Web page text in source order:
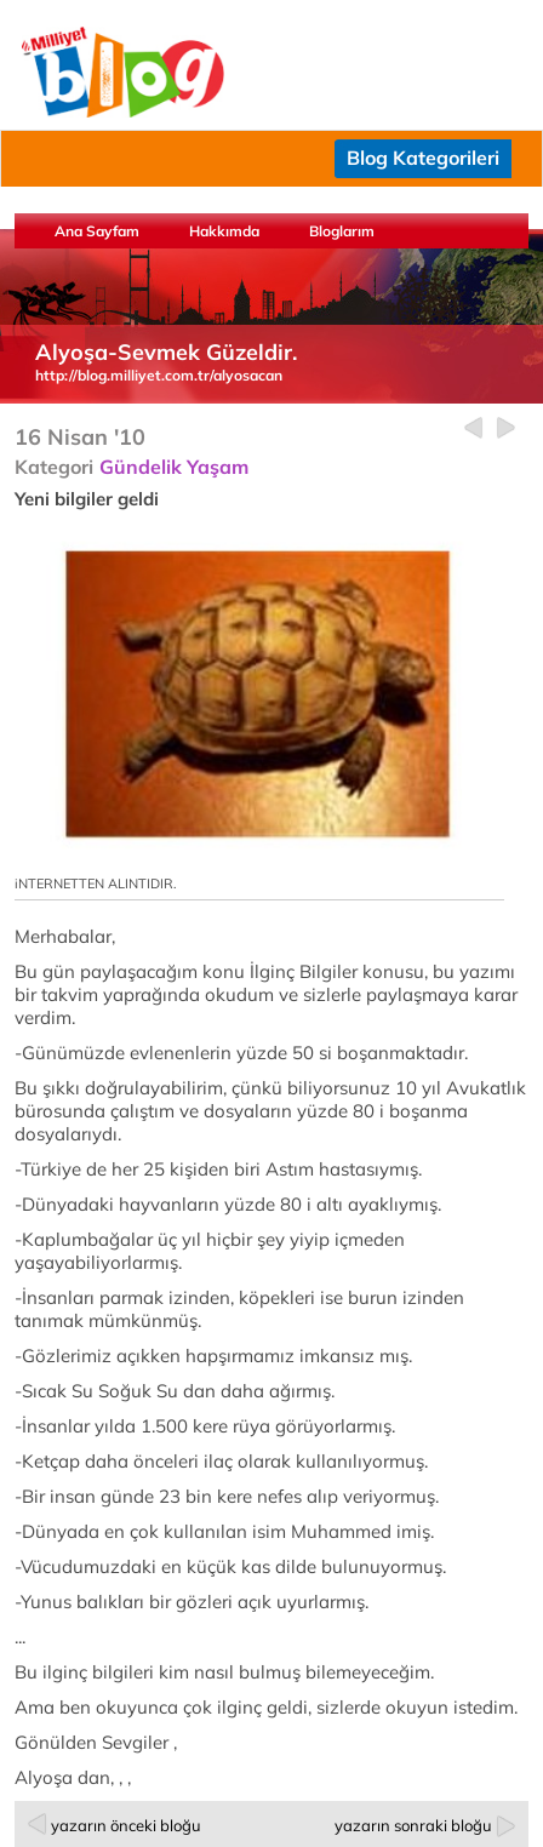
Blog Kategorileri
Ana Sayfam Hakkımda Bloglarım
Alyoşa-Sevmek Güzeldir.
http://blog.milliyet.com.tr/alyosacan
16 Nisan '10
Kategori Gündelik Yaşam
Yeni bilgiler geldi
iNTERNETTEN ALINTIDIR.
Merhabalar,
Bu gün paylaşacağım konu İlginç Bilgiler konusu, bu yazımı
bir takvim yaprağında okudum ve sizlerle paylaşmaya karar
verdim.
-Günümüzde evlenenlerin yüzde 50 si boşanmaktadır.
Bu şıkkı doğrulayabilirim, çünkü biliyorsunuz 10 yıl Avukatlık
bürosunda çalıştım ve dosyaların yüzde 80 i boşanma
dosyalarıydı.
-Türkiye de her 25 kişiden biri Astım hastasıymış.
-Dünyadaki hayvanların yüzde 80 i altı ayaklıymış.
-Kaplumbağalar üç yıl hiçbir şey yiyip içmeden
yaşayabiliyorlarmış.
-İnsanları parmak izinden, köpekleri ise burun izinden
tanımak mümkünmüş.
-Gözlerimiz açıkken hapşırmamız imkansız mış.
-Sıcak Su Soğuk Su dan daha ağırmış.
-İnsanlar yılda 1.500 kere rüya görüyorlarmış.
-Ketçap daha önceleri ilaç olarak kullanılıyormuş.
-Bir insan günde 23 bin kere nefes alıp veriyormuş.
-Dünyada en çok kullanılan isim Muhammed imiş.
-Vücudumuzdaki en küçük kas dilde bulunuyormuş.
-Yunus balıkları bir gözleri açık uyurlarmış.
...
Bu ilginç bilgileri kim nasıl bulmuş bilemeyeceğim.
Ama ben okuyunca çok ilginç geldi, sizlerde okuyun istedim.
Gönülden Sevgiler ,
Alyoşa dan, , ,
yazarın önceki bloğu yazarın sonraki bloğu